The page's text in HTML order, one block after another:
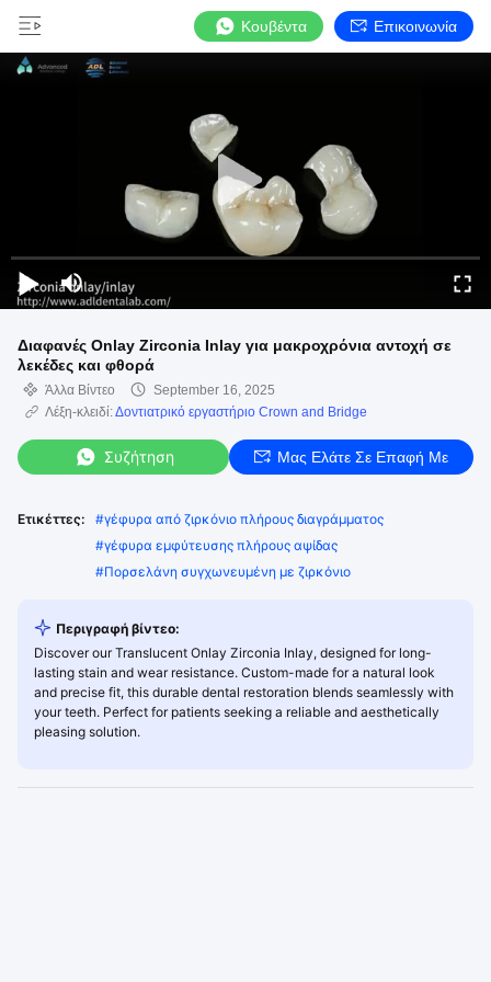
Κουβέντα Επικοινωνία
Διαφανές Onlay Zirconia Inlay για μακροχρόνια αντοχή σε
λεκέδες και φθορά
Άλλα Βίντεο
September 16, 2025
Λέξη-κλειδί:Δοντιατρικό εργαστήριο Crown and Bridge
Συζήτηση Μας Ελάτε Σε Επαφή Με
Ετικέττες: #γέφυρα από ζιρκόνιο πλήρους διαγράμματος
#γέφυρα εμφύτευσης πλήρους αψίδας
#Πορσελάνη συγχωνευμένη με ζιρκόνιο
Περιγραφή βίντεο:
Discover our Translucent Onlay Zirconia Inlay, designed for long-
lasting stain and wear resistance. Custom-made for a natural look
and precise fit, this durable dental restoration blends seamlessly with
your teeth. Perfect for patients seeking a reliable and aesthetically
pleasing solution.